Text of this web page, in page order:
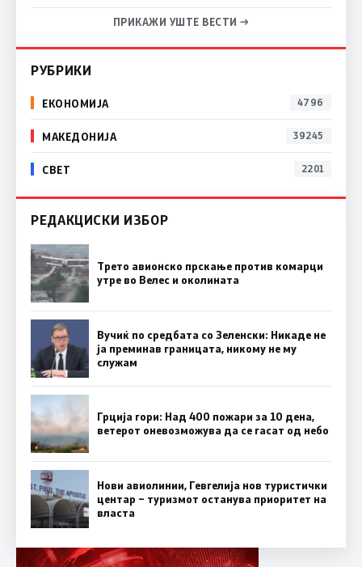
ПРИКАЖИ УШТЕ ВЕСТИ →
РУБРИКИ
ЕКОНОМИЈА 4796
МАКЕДОНИЈА 39245
СВЕТ 2201
РЕДАКЦИСКИ ИЗБОР
Трето авионско прскање против комарци
утре во Велес и околината
Вучиќ по средбата со Зеленски: Никаде не
ја преминав границата, никому не му
служам
Грција гори: Над 400 пожари за 10 дена,
ветерот оневозможува да се гасат од небо
Нови авиолинии, Гевгелија нов туристички
центар – туризмот останува приоритет на
власта